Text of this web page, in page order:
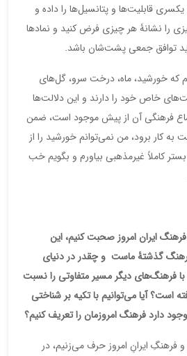
قابلیت‌ها و پتانسیل‌ها را داده و
را نشانۀ هر چیزی فرض کنید و نمادها
توافق جمعی پشت‌شان باشد.
که خورشید، ماه، درخت سرو، گل‌های
خاص خود را دارند و این دلالت‌ها
فرهنگی آن از پیش موجود است، ضمن
کار برود، من نمی‌توانم خورشید را از
کاملاً غیرمذهبی بیاورم و بگویم خب
ایران امروز صحبت کنیم، این
گذشتۀ ماست و چقدر در دنیای
با فرهنگ‌های دیگر مسیر متفاوتی را نسبت
است؟ آیا می‌توانیم با تکیه بر شناختی
دارد فرهنگ امروزمان را تعریف کنیم؟
و فرهنگِ ایرانِ امروز حرف می‌زنیم، در